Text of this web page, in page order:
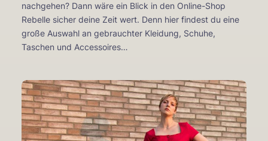
nachgehen? Dann wäre ein Blick in den Online-Shop
Rebelle sicher deine Zeit wert. Denn hier findest du eine
große Auswahl an gebrauchter Kleidung, Schuhe,
Taschen und Accessoires…